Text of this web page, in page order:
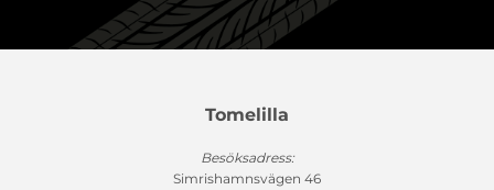
Tomelilla
Besöksadress:
Simrishamnsvägen 46